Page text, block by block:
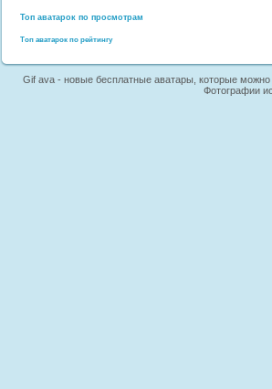
Топ аватарок по просмотрам
Топ аватарок по рейтингу
Gif ava - новые бесплатные аватары, которые можно
Фотографии